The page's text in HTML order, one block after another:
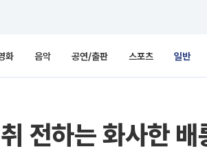
화 음악 공연/출판 스포츠 일반
전하는 화사한 배